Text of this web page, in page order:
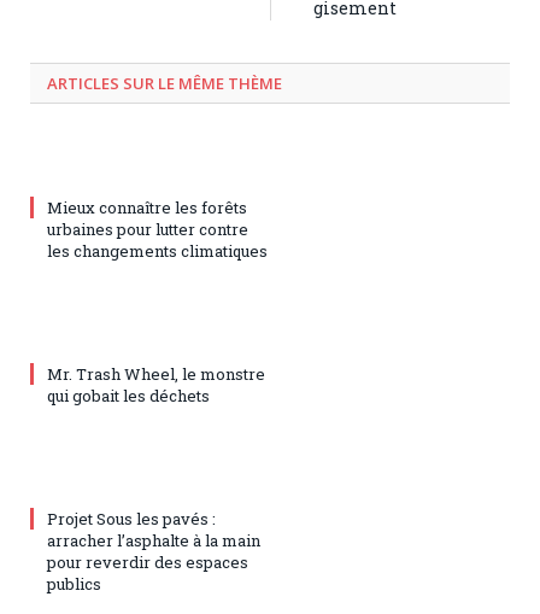
gisement
ARTICLES SUR LE MÊME THÈME
Mieux connaître les forêts
urbaines pour lutter contre
les changements climatiques
Mr. Trash Wheel, le monstre
qui gobait les déchets
Projet Sous les pavés :
arracher l’asphalte à la main
pour reverdir des espaces
publics